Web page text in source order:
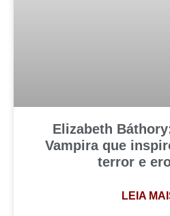
Elizabeth
Vampira que
terror e
LEIA